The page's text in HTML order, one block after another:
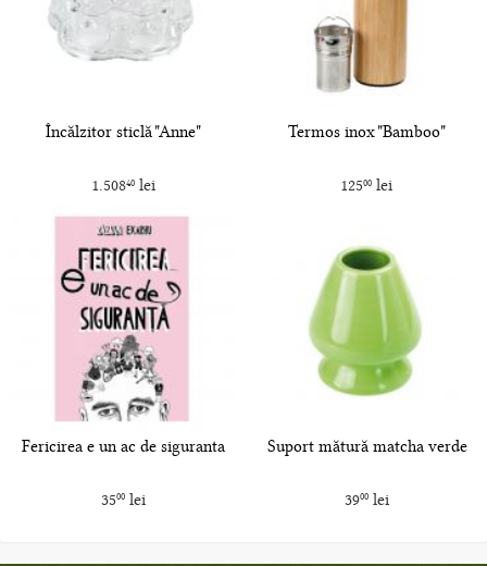
Încălzitor sticlă "Anne"
1.50840lei
Termos inox "Bamboo"
12500 lei
Fericirea e un ac de siguranta
3500lei
Suport mătură matcha verde
3900lei